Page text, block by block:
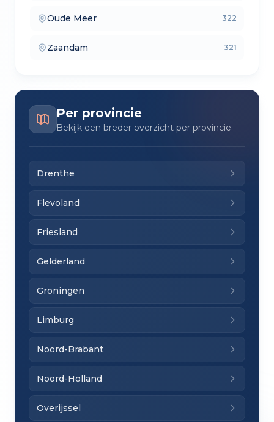
Oude Meer
— aankoopmakelaars 322
Zaandam
— lokale makelaars 321
Per provincie
Bekijk een breder overzicht per provincie
Drenthe
Flevoland
Friesland
Gelderland
Groningen
Limburg
Noord-Brabant
Noord-Holland
Overijssel